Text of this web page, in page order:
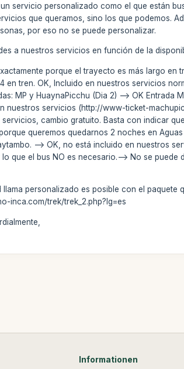
servicio personalizado como el que están
que queramos, sino los que podemos.
por eso no se puede personalizar.
a nuestros servicios en función de la
porque el trayecto es más largo
en tren. OK, Incluido en nuestros servicios
MP y HuaynaPicchu (Dia 2) --> OK Entrada
nuestros servicios (http://www-ticket-
cambio gratuito. Basta con indicar
queremos quedarnos 2 noches en
--> OK, no está incluido en nuestros
que el bus NO es necesario.--> No se
personalizado es posible con el
inca.com/trek/trek_2.php?lg=es
Informationen